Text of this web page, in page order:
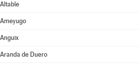
Altable
Ameyugo
Anguix
Aranda de Duero